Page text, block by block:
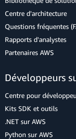
Centre d'architecture
Questions fréquentes
Rapports d'analystes
Partenaires AWS
Développeurs
Centre pour
Kits SDK et outils
.NET sur AWS
Python sur AWS